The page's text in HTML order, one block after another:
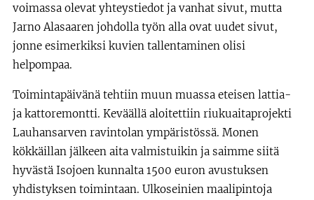
voimassa olevat yhteystiedot ja vanhat sivut, mutta
Jarno Alasaaren johdolla työn alla ovat uudet sivut,
jonne esimerkiksi kuvien tallentaminen olisi
helpompaa.
Toimintapäivänä tehtiin muun muassa eteisen lattia-
ja kattoremontti. Keväällä aloitettiin riukuaitaprojekti
Lauhansarven ravintolan ympäristössä. Monen
kökkäillan jälkeen aita valmistuikin ja saimme siitä
hyvästä Isojoen kunnalta 1500 euron avustuksen
yhdistyksen toimintaan. Ulkoseinien maalipintoja